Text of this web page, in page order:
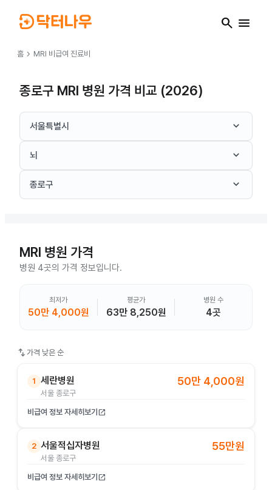
search menu
홈 chevron_right MRI 비급여 진료비
종로구 MRI 병원 가격 비교 (2026)
서울특별시 keyboard_arrow_down
뇌 keyboard_arrow_down
종로구 keyboard_arrow_down
MRI 병원 가격
병원 4곳의 가격 정보입니다.
최저가
50만 4,000원
평균가
63만 8,250원
병원 수
4곳
swap_vert 가격 낮은 순
1 세란병원
서울 종로구
50만 4,000원
비급여 정보 자세히보기 open_in_new
2 서울적십자병원
서울 종로구
55만원
비급여 정보 자세히보기 open_in_new